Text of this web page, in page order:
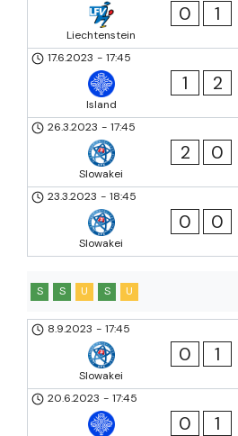
Liechtenstein
0 1
17.6.2023 - 17:45
Island
1 2
26.3.2023 - 17:45
Slowakei
2 0
23.3.2023 - 18:45
Slowakei
0 0
S S U S U
8.9.2023 - 17:45
Slowakei
0 1
20.6.2023 - 17:45
0 1